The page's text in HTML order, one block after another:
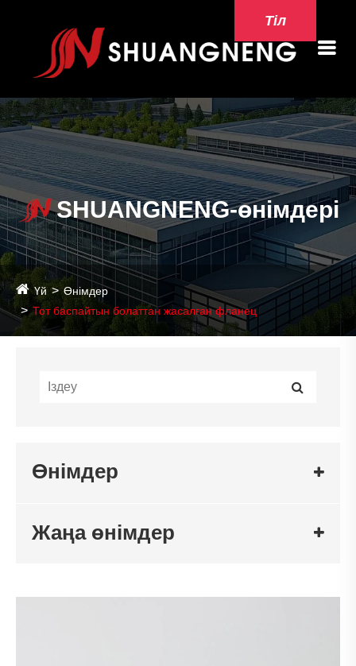
Тіл
SHUANGNENG-өнімдері
Үй
Өнімдер
Тот баспайтын болаттан жасалған фланец
Өнімдер
Жаңа өнімдер